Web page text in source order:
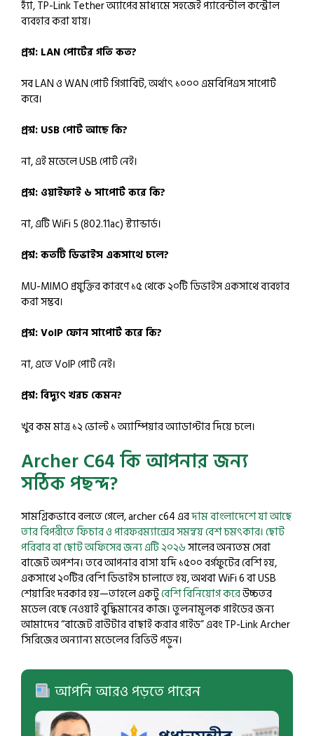
হ্যাঁ, TP-Link Tether অ্যাপের মাধ্যমে সহজেই প্যারেন্টাল কন্ট্রোল
ব্যবহার করা যায়।
প্রশ্ন: LAN পোর্টের গতি কত?
সব LAN ও WAN পোর্ট গিগাবিট, অর্থাৎ ১০০০ এমবিপিএস সাপোর্ট
করে।
প্রশ্ন: USB পোর্ট আছে কি?
না, এই মডেলে USB পোর্ট নেই।
প্রশ্ন: ওয়াইফাই ৬ সাপোর্ট করে কি?
না, এটি WiFi 5 (802.11ac) স্ট্যান্ডার্ড।
প্রশ্ন: কতটি ডিভাইস একসাথে চলে?
MU-MIMO প্রযুক্তির কারণে ১৫ থেকে ২০টি ডিভাইস একসাথে ব্যবহার
করা সম্ভব।
প্রশ্ন: VoIP ফোন সাপোর্ট করে কি?
না, এতে VoIP পোর্ট নেই।
প্রশ্ন: বিদ্যুৎ খরচ কেমন?
খুব কম মাত্র ১২ ভোল্ট ১ অ্যাম্পিয়ার অ্যাডাপ্টার দিয়ে চলে।
Archer C64 কি আপনার জন্য
সঠিক পছন্দ?
সামগ্রিকভাবে বলতে গেলে, archer c64 এরদাম বাংলাদেশে যা আছে
তার বিপরীতে ফিচার ও পারফরম্যান্সের সমন্বয় বেশ চমৎকার। ছোট
পরিবার বা ছোট অফিসের জন্য এটি ২০২৬সালের অন্যতম সেরা
বাজেট অপশন। তবে আপনার বাসা যদি ১৫০০ বর্গফুটের বেশি হয়,
একসাথে ২০টির বেশি ডিভাইস চালাতে হয়, অথবা WiFi 6 বা USB
শেয়ারিং দরকার হয়—তাহলে একটুবেশি বিনিয়োগ করেউচ্চতর
মডেল বেছে নেওয়াই বুদ্ধিমানের কাজ। তুলনামূলক গাইডের জন্য
আমাদের “বাজেট রাউটার বাছাই করার গাইড” এবং TP-Link Archer
সিরিজের অন্যান্য মডেলের রিভিউ পড়ুন।
আপনি আরও পড়তে পারেন